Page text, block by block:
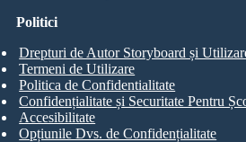
Politici
Drepturi de Autor Storyboard și
Termeni de Utilizare
Politica de Confidentialitate
Confidențialitate și Securitate Pentru
Accesibilitate
Opțiunile Dvs. de Confidențialitate